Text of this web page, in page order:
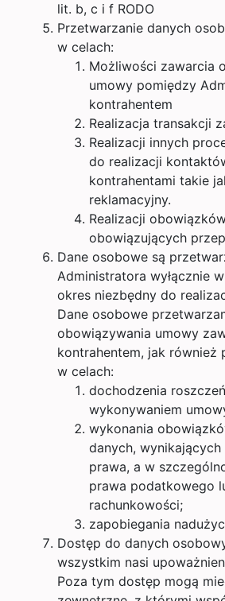
lit. b, c i f RODO
Przetwarzanie danych
w celach:
Możliwości zawarcia
umowy pomiędzy
kontrahentem
Realizacja transakcji
Realizacji innych
do realizacji
kontrahentami takie
reklamacyjny.
Realizacji
obowiązujących
Dane osobowe są
Administratora wyłącznie
okres niezbędny do
Dane osobowe
obowiązywania umowy
kontrahentem, jak również
w celach:
dochodzenia
wykonywaniem
wykonania
danych,
prawa, a w
prawa podatkowego
rachunkowości;
zapobiegania
Dostęp do danych
wszystkim nasi
Poza tym dostęp mogą